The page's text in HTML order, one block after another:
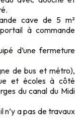
cave de 5 m²
à commande
d’une fermeture
de bus et métro),
et écoles à côté
du canal du Midi
n’y a pas de travaux